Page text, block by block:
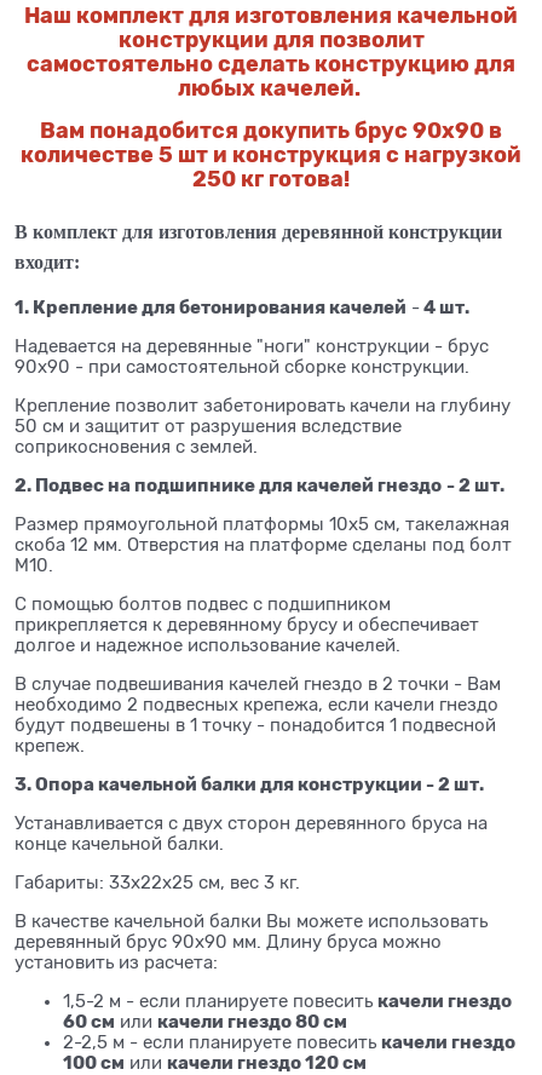
Наш комплект для изготовления качельной
конструкции для позволит
самостоятельно сделать конструкцию для
любых качелей.
Вам понадобится докупить брус 90х90 в
количестве 5 шт и конструкция с нагрузкой
250 кг готова!
В комплект для изготовления деревянной конструкции
входит:
1. Крепление для бетонирования качелей -4 шт.
Надевается на деревянные "ноги" конструкции - брус
90х90 - при самостоятельной сборке конструкции.
Крепление позволит забетонировать качели на глубину
50 см и защитит от разрушения вследствие
соприкосновения с землей.
2. Подвес на подшипнике для качелей гнездо - 2 шт.
Размер прямоугольной платформы 10х5 см, такелажная
скоба 12 мм. Отверстия на платформе сделаны под болт
М10.
С помощью болтов подвес с подшипником
прикрепляется к деревянному брусу и обеспечивает
долгое и надежное использование качелей.
В случае подвешивания качелей гнездо в 2 точки - Вам
необходимо 2 подвесных крепежа, если качели гнездо
будут подвешены в 1 точку - понадобится 1 подвесной
крепеж.
3. Опора качельной балки для конструкции - 2 шт.
Устанавливается с двух сторон деревянного бруса на
конце качельной балки.
Габариты: 33х22х25 см, вес 3 кг.
В качестве качельной балки Вы можете использовать
деревянный брус 90х90 мм. Длину бруса можно
установить из расчета:
1,5-2 м - если планируете повесить качели гнездо
60 см или качели гнездо 80 см
2-2,5 м - если планируете повесить качели гнездо
100 см или качели гнездо 120 см